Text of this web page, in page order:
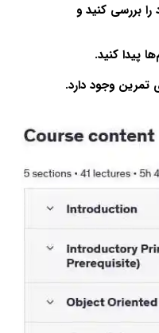
بررسی کنید و
پیدا کنید.
وجود دارد.